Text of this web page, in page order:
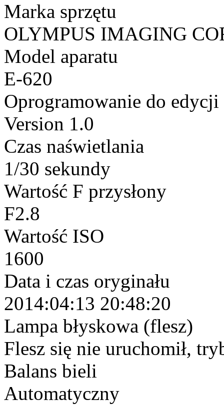
Marka sprzętu
OLYMPUS IMAGING
Model aparatu
E-620
Oprogramowanie do edycji
Version 1.0
Czas naświetlania
1/30 sekundy
Wartość F przysłony
F2.8
Wartość ISO
1600
Data i czas oryginału
2014:04:13 20:48:20
Lampa błyskowa (flesz)
Flesz się nie uruchomił,
Balans bieli
Automatyczny